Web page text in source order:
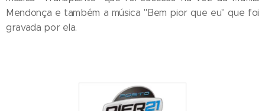
Mendonça e também a música "Bem pior que eu" que foi
gravada por ela.